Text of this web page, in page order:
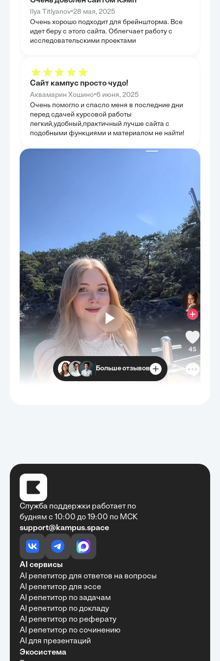
преступления, включая геноцид, апартеид, а также
формирующиеся концепции экоцида и биоцида.
Были выявлены такие барьеры, как политическое
сопротивление, недостаточная универсальность
юрисдикции и сложности в квалификации новых
сформулированы конкретные, реалистичные
только обозначить существующие проблемы, но и
предложить конструктивные пути их решения,
способствуя развитию более справедливой и
действенной системы международного права. Это
позволило завершить работу не только
констатацией фактов, но и перспективами
улучшения ситуации.
Ilya Titlyanov•28 мая, 2025
Очень хорошо подходит для брейншторма. Все
идет беру с этого сайта. Облегчает работу с
исследовательскими проектами
Сайт кампус просто чудо!
Аквамарин Хошино•6 июня, 2025
Очень помогло и спасло меня в последние дни
перед сдачей курсовой работы
легкий,удобный,практичный лучше сайта с
подобными функциями и материалом не найти!
Очень быстро, недорого, качественно,
доступно
Алексей Антонов•27 мая, 2025
Обучение с Кампус Хаб — очень экономит
полезной информации. Рекомендую ...
Рекомендую Кампус АИ всем, кто хочет
учиться эффективно и с комфортом
Марина Щербакова
Пользуюсь сайтом Кампус АИ уже несколько
Больше отзывов
Служба поддержки работает по
будням с 10:00 до 19:00 по МСК
support@kampus.space
AI сервисы
AI репетитор для ответов на вопросы
AI репетитор для эссе
AI репетитор по задачам
AI репетитор по докладу
AI репетитор по реферату
AI репетитор по сочинению
AI для презентаций
Экосистема